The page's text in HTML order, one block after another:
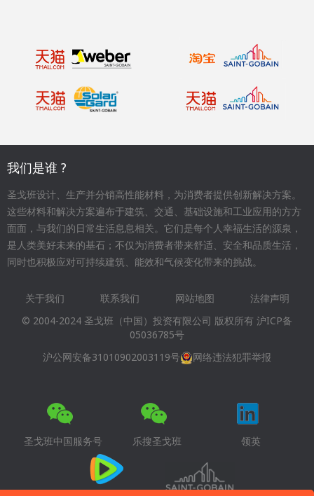
我们是谁 ?
圣戈班设计、生产并分销高性能材料，为消费者提供创新解决方案。
这些材料和解决方案遍布于建筑、交通、基础设施和工业应用的方方
面面，与我们的日常生活息息相关。它们是每个人幸福生活的源泉，
是人类美好未来的基石；不仅为消费者带来舒适、安全和品质生活，
同时也积极应对可持续建筑、能效和气候变化带来的挑战。
Footer
menu
关于我们 联系我们 网站地图
法律声明
© 2004-2024 圣戈班（中国）投资有限公司 版权所有 沪ICP备
05036785号
沪公网安备31010902003119号
网络违法犯罪举报
圣戈班中国服务号 乐搜圣戈班 领英